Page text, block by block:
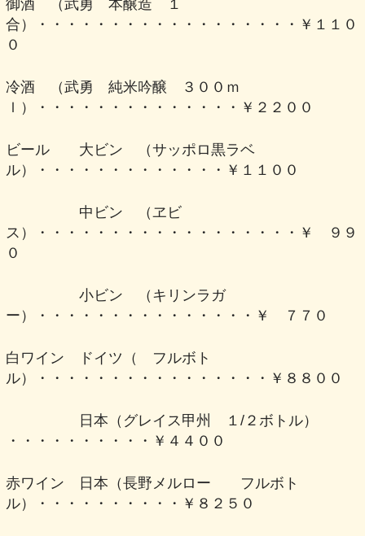
御酒 （武勇 本醸造 １
合）・・・・・・・・・・・・・・・・・・￥１１０
０
冷酒 （武勇 純米吟醸 ３００ｍ
ｌ）・・・・・・・・・・・・・・￥２２００
ビール 大ビン （サッポロ黒ラベ
ル）・・・・・・・・・・・・・￥１１００
中ビン （ヱビ
ス）・・・・・・・・・・・・・・・・・・￥ ９９
０
小ビン （キリンラガ
ー）・・・・・・・・・・・・・・・￥ ７７０
白ワイン ドイツ（ フルボト
ル）・・・・・・・・・・・・・・・・￥８８００
日本（グレイス甲州 １/２ボトル）
・・・・・・・・・・￥４４００
赤ワイン 日本（長野メルロー フルボト
ル）・・・・・・・・・・￥８２５０